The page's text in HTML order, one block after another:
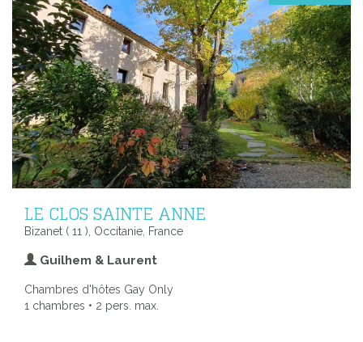
LE CLOS SAINTE ANNE
Bizanet ( 11 ), Occitanie, France
Guilhem & Laurent
Chambres d'hôtes Gay Only
1 chambres • 2 pers. max.